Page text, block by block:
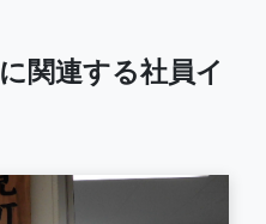
関連する社員イ